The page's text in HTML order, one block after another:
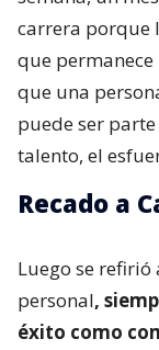
carrera porque
que
que una
puede ser
talento, el
Recado a
Luego se refirió
personal,
éxito como